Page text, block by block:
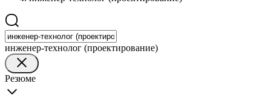
инженер-технолог (проектирование)
Резюме